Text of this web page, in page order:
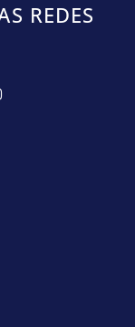
REDES